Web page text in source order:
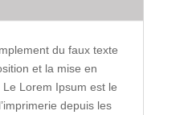
du faux texte
et la mise en
Lorem Ipsum est le
depuis les